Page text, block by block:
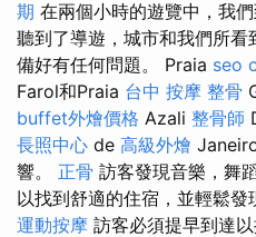
期 在兩個小時的遊覽中，我
聽到了導遊，城市和我們所
備好有任何問題。 Praia seo
Farol和Praia 台中 按摩 整骨
buffet外燴價格 Azali 整骨師
長照中心 de 高級外燴
響。 正骨 訪客發現音樂，舞
以找到舒適的住宿，並輕鬆發
運動按摩 訪客必須提早到達